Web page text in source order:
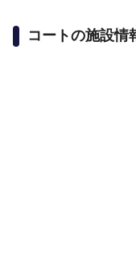
コートの施設情